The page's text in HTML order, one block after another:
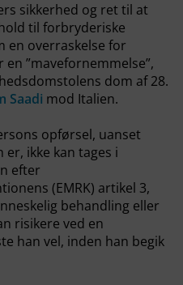
sikkerhed og ret til at
til forbryderiske
en overraskelse for
”mavefornemmelse”,
dom af 28.
Saadi mod Italien.
opførsel, uanset
ikke kan tages i
efter
(EMRK) artikel 3,
behandling eller
risikere ved en
han vel, inden han begik